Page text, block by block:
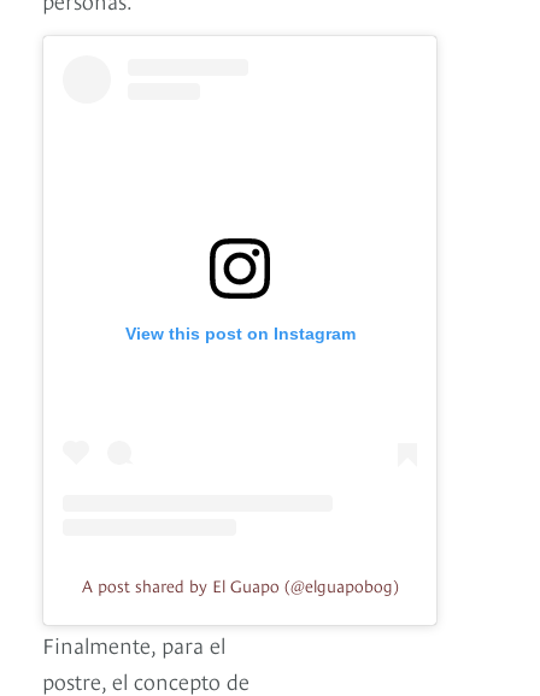
View this post on Instagram
A post shared by El Guapo (@elguapobog)
Finalmente, para el
postre, el concepto de